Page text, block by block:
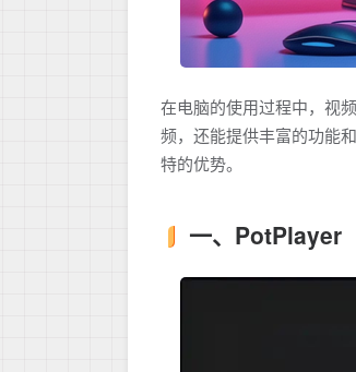
在电脑的使用过程中，视
频，还能提供丰富的功能
特的优势。
一、PotPlayer